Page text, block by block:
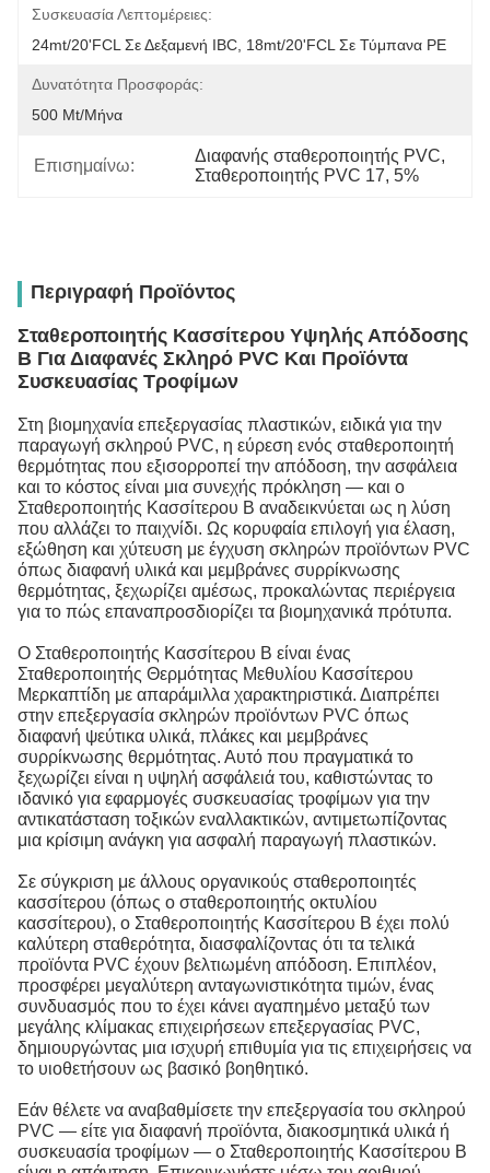
Συσκευασία Λεπτομέρειες:
24mt/20'FCL Σε Δεξαμενή IBC, 18mt/20'FCL Σε Τύμπανα PE
Δυνατότητα Προσφοράς:
500 Mt/μήνα
Επισημαίνω:
Διαφανής σταθεροποιητής PVC,
Σταθεροποιητής PVC 17, 5%
Περιγραφή Προϊόντος
Σταθεροποιητής Κασσίτερου Υψηλής Απόδοσης
B Για Διαφανές Σκληρό PVC Και Προϊόντα
Συσκευασίας Τροφίμων
Στη βιομηχανία επεξεργασίας πλαστικών, ειδικά για την
παραγωγή σκληρού PVC, η εύρεση ενός σταθεροποιητή
θερμότητας που εξισορροπεί την απόδοση, την ασφάλεια
και το κόστος είναι μια συνεχής πρόκληση — και ο
Σταθεροποιητής Κασσίτερου B αναδεικνύεται ως η λύση
που αλλάζει το παιχνίδι. Ως κορυφαία επιλογή για έλαση,
εξώθηση και χύτευση με έγχυση σκληρών προϊόντων PVC
όπως διαφανή υλικά και μεμβράνες συρρίκνωσης
θερμότητας, ξεχωρίζει αμέσως, προκαλώντας περιέργεια
για το πώς επαναπροσδιορίζει τα βιομηχανικά πρότυπα.
Ο Σταθεροποιητής Κασσίτερου B είναι ένας
Σταθεροποιητής Θερμότητας Μεθυλίου Κασσίτερου
Μερκαπτίδη με απαράμιλλα χαρακτηριστικά. Διαπρέπει
στην επεξεργασία σκληρών προϊόντων PVC όπως
διαφανή ψεύτικα υλικά, πλάκες και μεμβράνες
συρρίκνωσης θερμότητας. Αυτό που πραγματικά το
ξεχωρίζει είναι η υψηλή ασφάλειά του, καθιστώντας το
ιδανικό για εφαρμογές συσκευασίας τροφίμων για την
αντικατάσταση τοξικών εναλλακτικών, αντιμετωπίζοντας
μια κρίσιμη ανάγκη για ασφαλή παραγωγή πλαστικών.
Σε σύγκριση με άλλους οργανικούς σταθεροποιητές
κασσίτερου (όπως ο σταθεροποιητής οκτυλίου
κασσίτερου), ο Σταθεροποιητής Κασσίτερου B έχει πολύ
καλύτερη σταθερότητα, διασφαλίζοντας ότι τα τελικά
προϊόντα PVC έχουν βελτιωμένη απόδοση. Επιπλέον,
προσφέρει μεγαλύτερη ανταγωνιστικότητα τιμών, ένας
συνδυασμός που το έχει κάνει αγαπημένο μεταξύ των
μεγάλης κλίμακας επιχειρήσεων επεξεργασίας PVC,
δημιουργώντας μια ισχυρή επιθυμία για τις επιχειρήσεις να
το υιοθετήσουν ως βασικό βοηθητικό.
Εάν θέλετε να αναβαθμίσετε την επεξεργασία του σκληρού
PVC — είτε για διαφανή προϊόντα, διακοσμητικά υλικά ή
συσκευασία τροφίμων — ο Σταθεροποιητής Κασσίτερου B